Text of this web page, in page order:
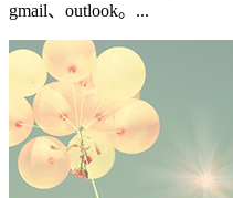
gmail、outlook。...